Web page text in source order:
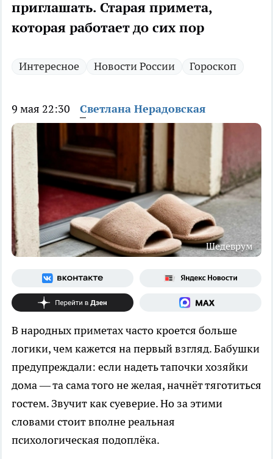
приглашать. Старая примета,
которая работает до сих пор
Интересное Новости России Гороскоп
9 мая 22:30 Светлана Нерадовская
Шедеврум
В народных приметах часто кроется больше
логики, чем кажется на первый взгляд. Бабушки
предупреждали: если надеть тапочки хозяйки
дома — та сама того не желая, начнёт тяготиться
гостем. Звучит как суеверие. Но за этими
словами стоит вполне реальная
психологическая подоплёка.